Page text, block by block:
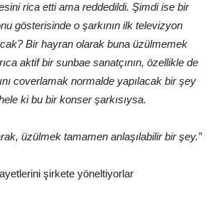
rica etti ama reddedildi. Şimdi ise bir
gösterisinde o şarkının ilk televizyon
Bir hayran olarak buna üzülmemek
aktif bir sunbae sanatçının, özellikle de
coverlamak normalde yapılacak bir şey
ki bu bir konser şarkısıysa.
üzülmek tamamen anlaşılabilir bir şey.”
şirkete yöneltiyorlar